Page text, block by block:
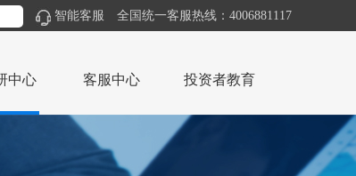
智能客服 全国统一客服热线：4006881117
中心 客服中心 投资者教育